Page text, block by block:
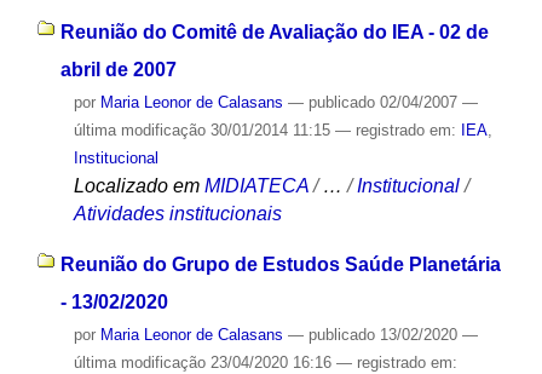
Reunião do Comitê de Avaliação do IEA - 02 de
abril de 2007
por Maria Leonor de Calasans — publicado02/04/2007 —
última modificação30/01/2014 11:15 — registrado em: IEA,
Institucional
Localizado em MIDIATECA /…/Institucional /
Atividades institucionais
Reunião do Grupo de Estudos Saúde Planetária
- 13/02/2020
por Maria Leonor de Calasans — publicado13/02/2020 —
última modificação23/04/2020 16:16 — registrado em: